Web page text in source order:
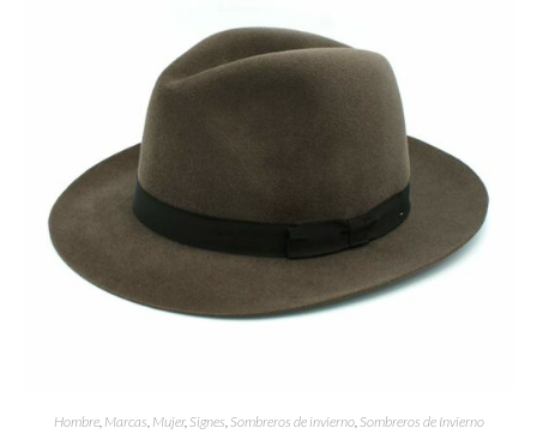
Hombre, Marcas, Mujer, Signes, Sombreros de invierno, Sombreros de Invierno